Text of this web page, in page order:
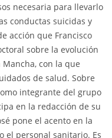
necesaria para llevarlo
conductas suicidas y
acción que Francisco
sobre la evolución
con la que
de salud. Sobre
integrante del grupo
en la redacción de su
pone el acento en la
el personal sanitario. Es